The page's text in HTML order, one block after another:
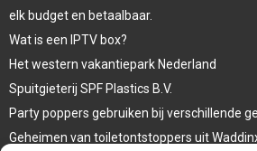
elk budget en betaalbaar.
Wat is een IPTV box?
Het western vakantiepark Nederland
Spuitgieterij SPF Plastics B.V.
Party poppers gebruiken bij verschillende
Geheimen van toiletontstoppers uit